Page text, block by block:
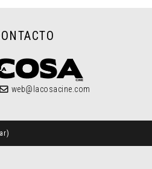
web@lacosacine.com
)